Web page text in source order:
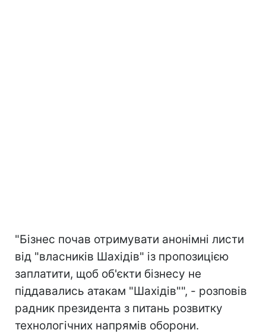
"Бізнес почав отримувати анонімні листи
від "власників Шахідів" із пропозицією
заплатити, щоб об'єкти бізнесу не
піддавались атакам "Шахідів"", - розповів
радник президента з питань розвитку
технологічних напрямів оборони.